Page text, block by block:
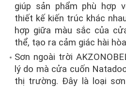
giúp sản phẩm phù hợp
thiết kế kiến trúc khác
hợp giữa màu sắc của
thể, tạo ra cảm giác hài
Sơn ngoài trời
lý do mà cửa cuốn
thị trường. Đây là loại